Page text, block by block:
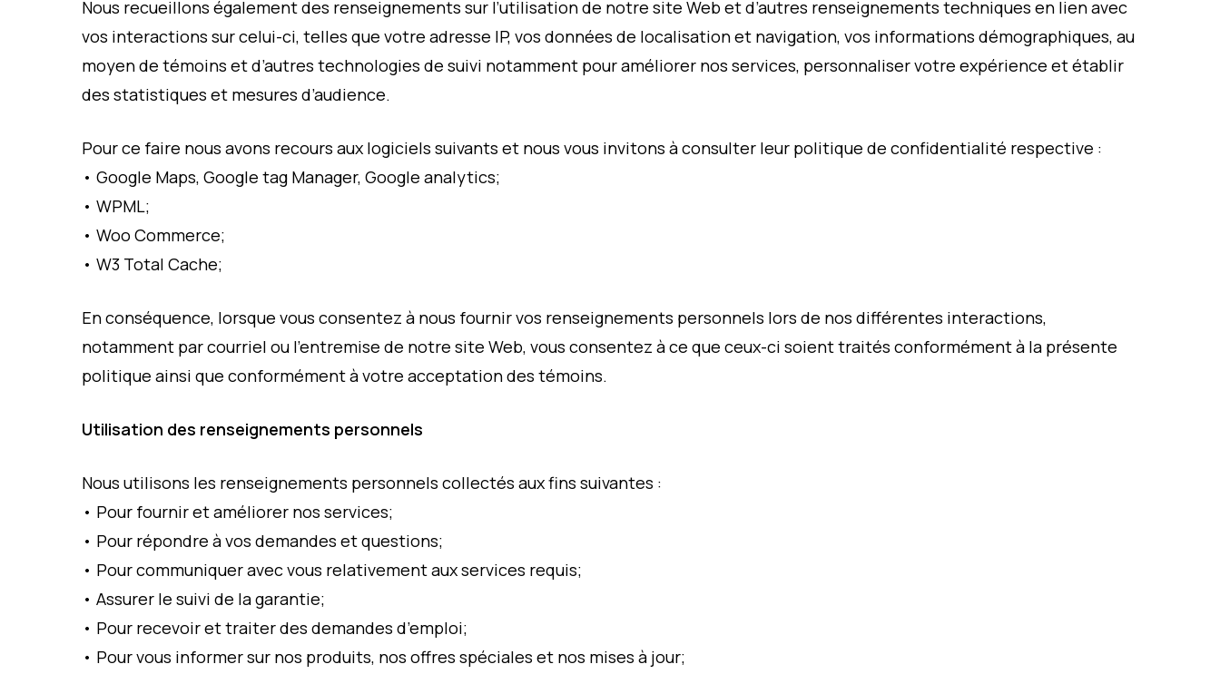
Nous recueillons également des renseignements sur l’utilisation de notre site Web et d’autres renseignements techniques en lien avec
vos interactions sur celui-ci, telles que votre adresse IP, vos données de localisation et navigation, vos informations démographiques, au
moyen de témoins et d’autres technologies de suivi notamment pour améliorer nos services, personnaliser votre expérience et établir
des statistiques et mesures d’audience.
Pour ce faire nous avons recours aux logiciels suivants et nous vous invitons à consulter leur politique de confidentialité respective :
• Google Maps, Google tag Manager, Google analytics;
• WPML;
• Woo Commerce;
• W3 Total Cache;
En conséquence, lorsque vous consentez à nous fournir vos renseignements personnels lors de nos différentes interactions,
notamment par courriel ou l’entremise de notre site Web, vous consentez à ce que ceux-ci soient traités conformément à la présente
politique ainsi que conformément à votre acceptation des témoins.
Utilisation des renseignements personnels
Nous utilisons les renseignements personnels collectés aux fins suivantes :
• Pour fournir et améliorer nos services;
• Pour répondre à vos demandes et questions;
• Pour communiquer avec vous relativement aux services requis;
• Assurer le suivi de la garantie;
• Pour recevoir et traiter des demandes d’emploi;
• Pour vous informer sur nos produits, nos offres spéciales et nos mises à jour;